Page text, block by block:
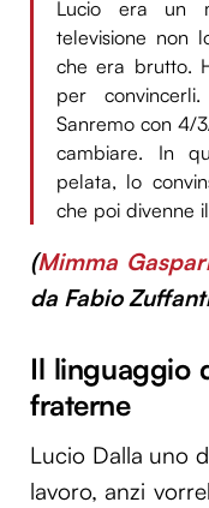
Lucio era un
televisione non
che era brutto.
per
Sanremo con 4/
cambiare. In
pelata, lo
che poi divenne
(Mimma
da Fabio
Il linguaggio
fraterne
Lucio Dalla uno
lavoro, anzi